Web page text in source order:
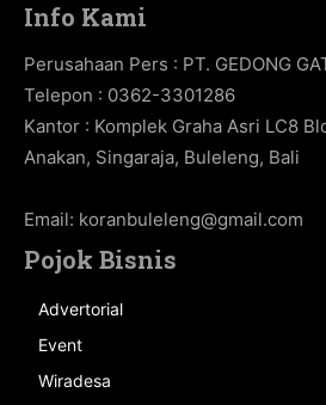
Info Kami
Perusahaan Pers : PT. GEDONG
Telepon : 0362-3301286
Kantor : Komplek Graha Asri LC8
Anakan, Singaraja, Buleleng, Bali
Email: koranbuleleng@gmail.com
Pojok Bisnis
Advertorial
Event
Wiradesa